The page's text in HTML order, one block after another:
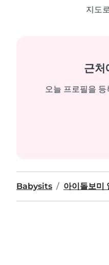
지도
근처
오늘 프로필을
Babysits 아이돌보미